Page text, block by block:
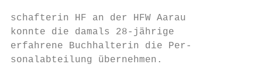
schafterin HF an der HFW Aarau
konnte die damals 28-jährige
erfahrene Buchhalterin die Per-
sonalabteilung übernehmen.